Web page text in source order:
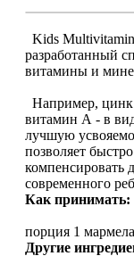
Суставы и связки
Коллаген
Протеин
НАЗАД
Сывороточный
Kids
разработанный
витамины и
Например, цинк
витамин А - в
лучшую
позволяет
компенсировать
современного
Как принимать:
порция 1
Другие